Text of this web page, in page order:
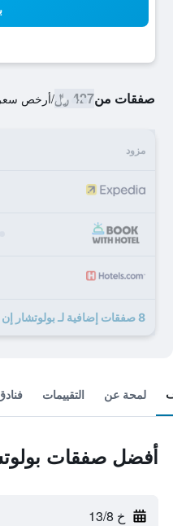
صفقات من427 ﷼ /أرخص سعر
مزود
8 صفقات إضافية لـ بولوتشار إن
لمحة عن التقييمات
أفضل صفقات
خ 13/8